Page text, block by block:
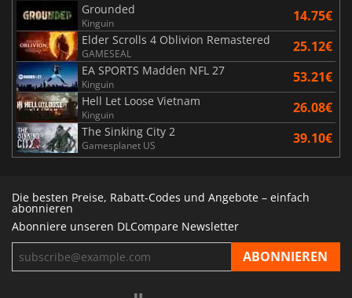
Grounded
Kinguin 14.75€
Elder Scrolls 4 Oblivion Remastered
GAMESEAL 25.12€
EA SPORTS Madden NFL 27
Kinguin 53.21€
Hell Let Loose Vietnam
Kinguin 26.08€
The Sinking City 2
Gamesplanet US 39.10€
Die besten Preise, Rabatt-Codes und Angebote – einfach
abonnieren
Abonniere unseren DLCompare Newsletter